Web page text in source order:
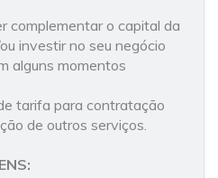
complementar o capital da
investir no seu negócio
alguns momentos
tarifa para contratação
de outros serviços.